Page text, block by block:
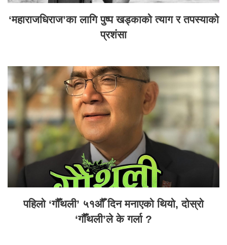
‘महाराजधिराज’का लागि पुष्प खड्काको त्याग र तपस्याको
प्रशंसा
पहिलो ‘गौँथली’ ५१औँ दिन मनाएको थियो, दोस्रो
‘गौँथली’ले के गर्ला ?